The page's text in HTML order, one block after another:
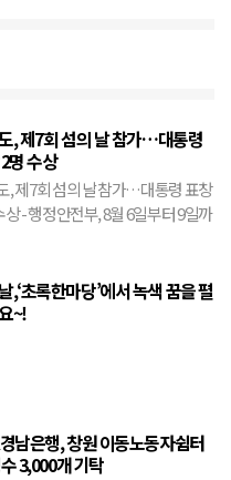
, 제7회 섬의 날 참가…대통령
명 수상
, 제7회 섬의 날 참가…대통령 표창
상 - 행정안전부, 8월 6일부터 9일까
,‘초록한마당’에서 녹색 꿈을 펼
~!
남은행, 창원 이동노동자쉼터
3,000개 기탁